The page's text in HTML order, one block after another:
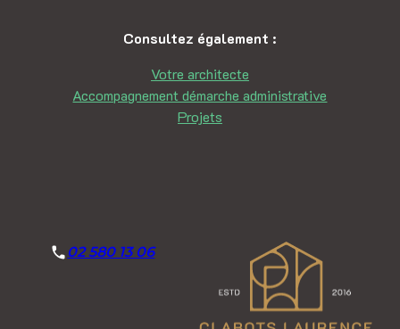
Consultez également :
Votre architecte
Accompagnement démarche administrative
Projets
02 580 13 06